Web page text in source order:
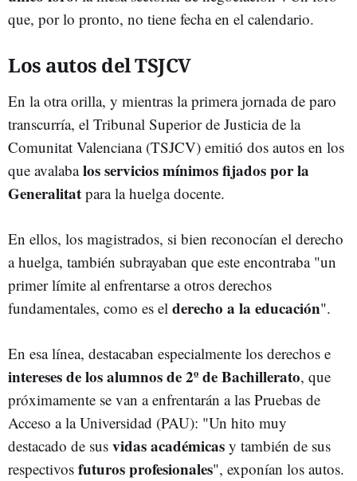
que, por lo pronto, no tiene fecha en el calendario.
Los autos del TSJCV
En la otra orilla, y mientras la primera jornada de paro
transcurría, el Tribunal Superior de Justicia de la
Comunitat Valenciana (TSJCV) emitió dos autos en los
que avalabalos servicios mínimos fijados por la
Generalitat para la huelga docente.
En ellos, los magistrados, si bien reconocían el derecho
a huelga, también subrayaban que este encontraba "un
primer límite al enfrentarse a otros derechos
fundamentales, como es el derecho a la educación".
En esa línea, destacaban especialmente los derechos e
intereses de los alumnos de 2º de Bachillerato, que
próximamente se van a enfrentarán a las Pruebas de
Acceso a la Universidad (PAU): "Un hito muy
destacado de sus vidas académicas y también de sus
respectivos futuros profesionales", exponían los autos.